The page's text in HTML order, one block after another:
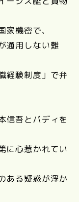
機密で、
通用しない難
経験制度」で弁
信吾とバディを
に心惹かれてい
ある疑惑が浮か